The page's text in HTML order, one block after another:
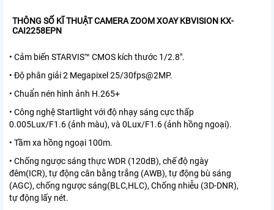
THÔNG SỐ KĨ THUẬT CAMERA ZOOM XOAY KBVISION KX-
CAI2258EPN
• Cảm biến STARVIS™ CMOS kích thước 1/2.8".
• Độ phân giải 2 Megapixel 25/30fps@2MP.
• Chuẩn nén hình ảnh H.265+
• Công nghệ Startlight với độ nhạy sáng cực thấp
0.005Lux/F1.6 (ảnh màu), và 0Lux/F1.6 (ảnh hồng ngoại).
• Tầm xa hồng ngoại 100m.
• Chống ngược sáng thực WDR (120dB), chế độ ngày
đêm(ICR), tự động cân bằng trắng (AWB), tự động bù sáng
(AGC), chống ngược sáng(BLC,HLC), Chống nhiễu (3D-DNR),
tự động lấy nét.